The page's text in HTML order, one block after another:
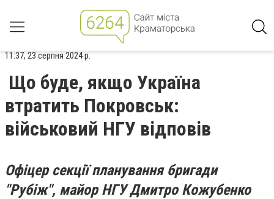
11:37, 23 серпня 2024 р.
Що буде, якщо Україна
втратить Покровськ:
військовий НГУ відповів
Офіцер секції планування бригади
"Рубіж", майор НГУ Дмитро Кожубенко